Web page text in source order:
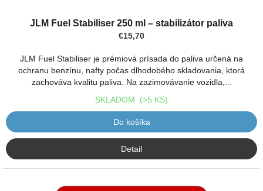
JLM Fuel Stabiliser 250 ml – stabilizátor paliva
€15,70
JLM Fuel Stabiliser je prémiová prísada do paliva určená na
ochranu benzínu, nafty počas dlhodobého skladovania, ktorá
zachováva kvalitu paliva. Na zazimovávanie vozidla,...
SKLADOM (>5 KS)
Do košíka
Detail